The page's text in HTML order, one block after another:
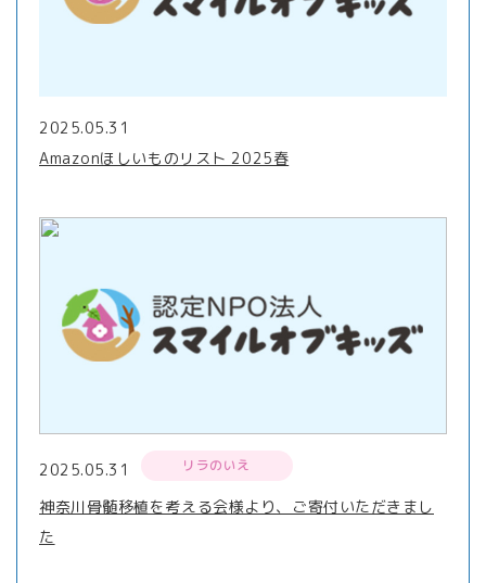
2025.05.31
Amazonほしいものリスト 2025春
2025.05.31 リラのいえ
神奈川骨髄移植を考える会様より、ご寄付いただきまし
た